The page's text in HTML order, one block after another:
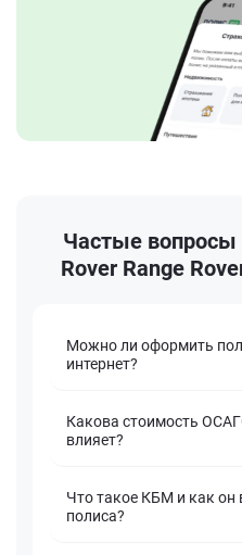
Частые
Rover Range
Можно ли оформить
интернет?
Какова стоимость
влияет?
Что такое КБМ и как он
полиса?